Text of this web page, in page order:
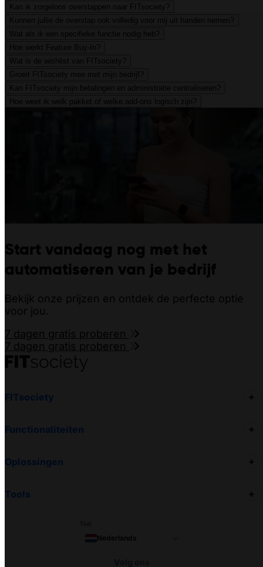
Kan ik zorgeloos overstappen naar FITsociety?
Kunnen jullie de overstap ook volledig voor mij uit handen nemen?
Wat als ik een specifieke functie nodig heb?
Hoe werkt Feature Buy-In?
Wat is de wishlist van FITsociety?
Groeit FITsociety mee met mijn bedrijf?
Kan FITsociety mijn betalingen en administratie centraliseren?
Hoe weet ik welk pakket of welke add-ons logisch zijn?
Start vandaag nog met het
automatiseren van je bedrijf
Bekijk onze prijzen en ontdek de perfecte optie
voor jou.
7 dagen gratis proberen
7 dagen gratis proberen
FITsociety
Functionaliteiten
Oplossingen
Tools
Nederlands